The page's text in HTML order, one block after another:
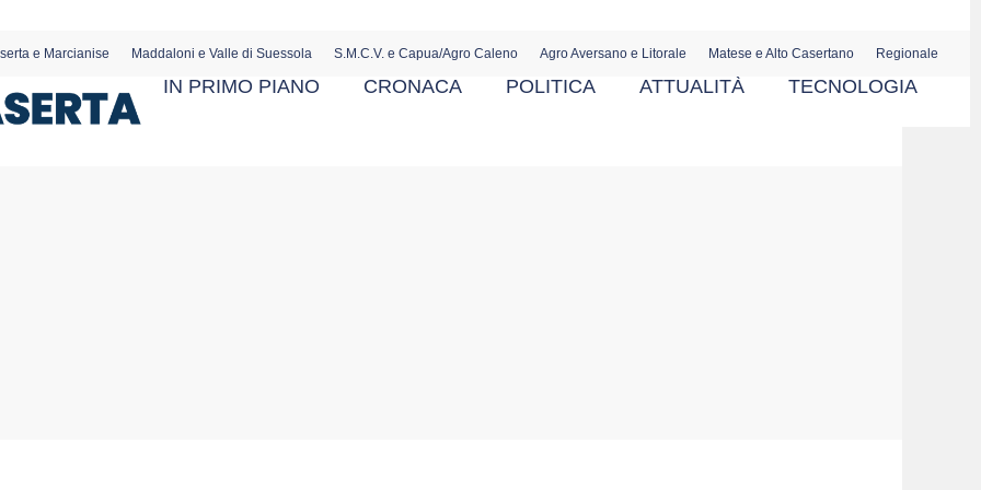
e Marcianise Maddaloni e Valle di Suessola S.M.C.V. e Capua/Agro Caleno Agro Aversano e Litorale Matese e Alto Casertano Regionale
IN PRIMO PIANO CRONACA POLITICA ATTUALITÀ TECNOLOGIA